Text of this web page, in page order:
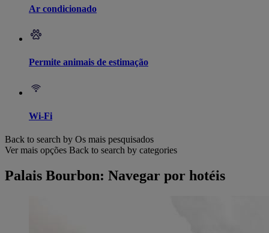
Ar condicionado
Permite animais de estimação
Wi-Fi
Back to search by Os mais pesquisados
Ver mais opções Back to search by categories
Palais Bourbon: Navegar por hotéis